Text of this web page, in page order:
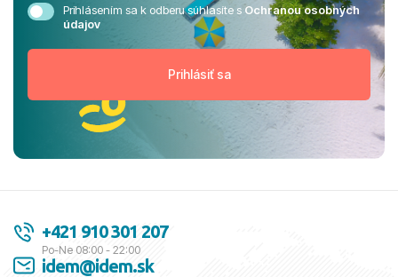
Prihlásením sa k odberu súhlasíte sOchranou osobných
údajov
+421 910 301 207
Po-Ne 08:00 - 22:00
idem@idem.sk